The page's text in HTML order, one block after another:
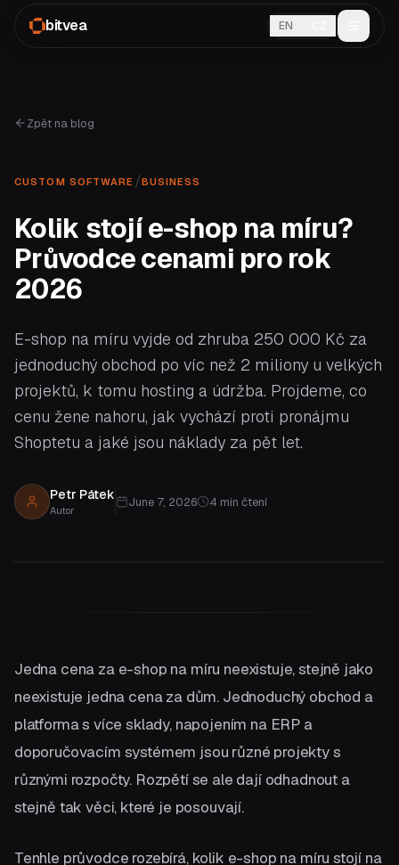
bitvea EN
Zpět na blog
CUSTOM SOFTWARE /BUSINESS
Kolik stojí e-shop na míru?
Průvodce cenami pro rok
2026
E-shop na míru vyjde od zhruba 250 000 Kč za
jednoduchý obchod po víc než 2 miliony u velkých
projektů, k tomu hosting a údržba. Projdeme, co
cenu žene nahoru, jak vychází proti pronájmu
Shoptetu a jaké jsou náklady za pět let.
Petr Pátek
Autor
June 7, 2026 4 min čtení
Jedna cena za e-shop na míru neexistuje, stejně jako
neexistuje jedna cena za dům. Jednoduchý obchod a
platforma s více sklady, napojením na ERP a
doporučovacím systémem jsou různé projekty s
různými rozpočty. Rozpětí se ale dají odhadnout a
stejně tak věci, které je posouvají.
Tenhle průvodce rozebírá, kolik e-shop na míru stojí na